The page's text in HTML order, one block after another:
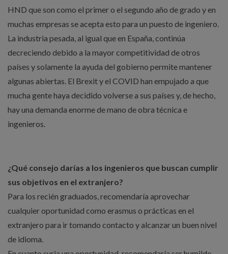
HND que son como el primer o el segundo año de grado y en
muchas empresas se acepta esto para un puesto de ingeniero.
La industria pesada, al igual que en España, continúa
decreciendo debido a la mayor competitividad de otros
países y solamente la ayuda del gobierno permite mantener
algunas abiertas. El Brexit y el COVID han empujado a que
mucha gente haya decidido volverse a sus países y, de hecho,
hay una demanda enorme de mano de obra técnica e
ingenieros.
¿Qué consejo darías a los ingenieros que buscan cumplir
sus objetivos en el extranjero?
Para los recién graduados, recomendaría aprovechar
cualquier oportunidad como erasmus o prácticas en el
extranjero para ir tomando contacto y alcanzar un buen nivel
de idioma.